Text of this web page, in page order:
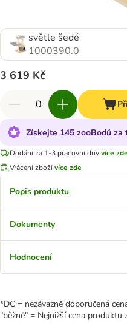
světle šedé
1000390.0
3 619 Kč
Získejte 145 zooBodů za
Dodání za 1-3 pracovní dnyvíce zde
Vrácení zbožívíce zde
Popis produktu
Dokumenty
Hodnocení
*DC = nezávazně doporučená
"běžně" = Nejnižší cena produktu